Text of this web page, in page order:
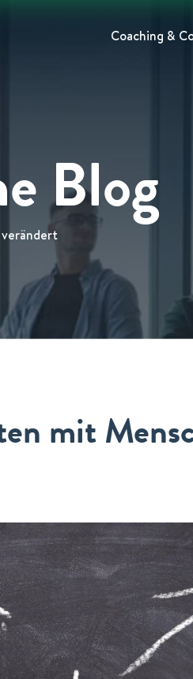
Coaching &
Blog
mit